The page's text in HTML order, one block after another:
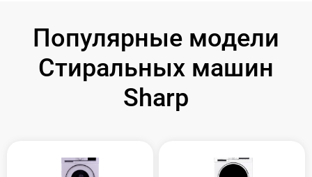
Популярные модели
Стиральных машин
Sharp